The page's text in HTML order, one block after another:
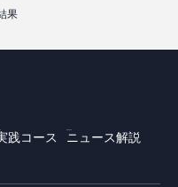
果
践コース
ニュース解説